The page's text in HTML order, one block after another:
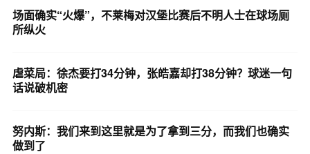
场面确实“火爆”，不莱梅对汉堡比赛后不明人士在球场厕
所纵火
虐菜局：徐杰要打34分钟，张皓嘉却打38分钟？球迷一句
话说破机密
努内斯：我们来到这里就是为了拿到三分，而我们也确实
做到了